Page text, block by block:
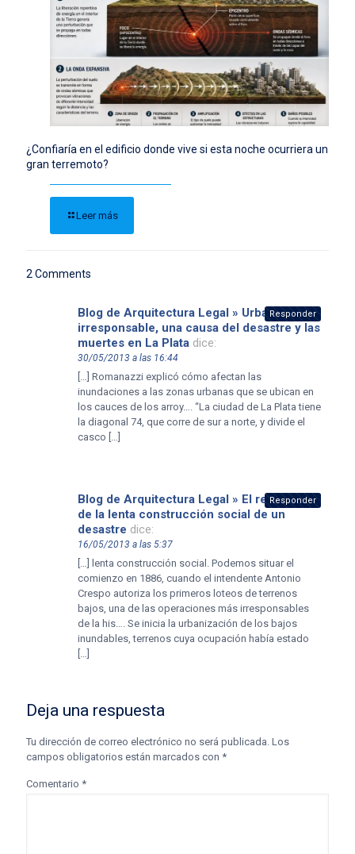
¿Confiaría en el edificio donde vive si esta noche ocurriera un
gran terremoto?
Leer más
2 Comments
Blog de Arquitectura Legal » Urbanización
irresponsable, una causa del desastre y las
muertes en La Plata dice:
30/05/2013 a las 16:44
[…] Romanazzi explicó cómo afectan las
inundaciones a las zonas urbanas que se ubican en
los cauces de los arroy…. “La ciudad de La Plata tiene
la diagonal 74, que corre de sur a norte, y divide el
casco […]
Responder
Blog de Arquitectura Legal » El resultado
de la lenta construcción social de un
desastre dice:
16/05/2013 a las 5:37
[…] lenta construcción social. Podemos situar el
comienzo en 1886, cuando el intendente Antonio
Crespo autoriza los primeros loteos de terrenos
bajos, una de las operaciones más irresponsables
de la his…. Se inicia la urbanización de los bajos
inundables, terrenos cuya ocupación había estado
[…]
Responder
Deja una respuesta
Tu dirección de correo electrónico no será publicada. Los
campos obligatorios están marcados con *
Comentario *